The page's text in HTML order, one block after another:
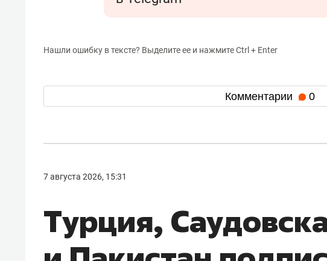
Нашли ошибку в тексте? Выделите ее и нажмите Ctrl + Enter
Комментарии 0
7 августа 2026, 15:31
Турция,